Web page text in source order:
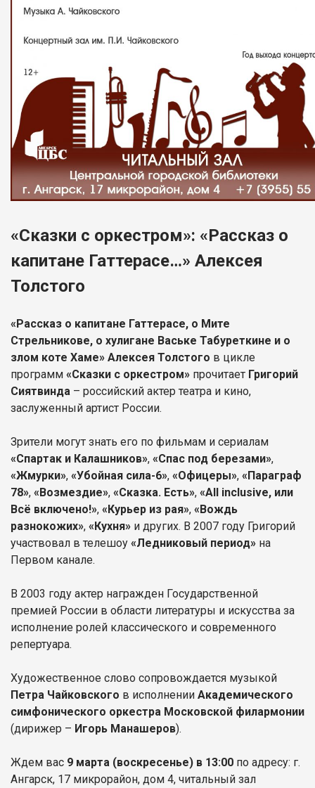
«Сказки с оркестром»: «Рассказ о
капитане Гаттерасе…» Алексея
Толстого
«Рассказ о капитане Гаттерасе, о Мите
Стрельникове, о хулигане Ваське Табуреткине и о
злом коте Хаме» Алексея Толстого в цикле
программ «Сказки с оркестром» прочитает Григорий
Сиятвинда – российский актер театра и кино,
заслуженный артист России.
Зрители могут знать его по фильмам и сериалам
«Спартак и Калашников», «Спас под березами»,
«Жмурки», «Убойная сила-6», «Офицеры», «Параграф
78», «Возмездие», «Сказка. Есть», «All inclusive, или
Всё включено!», «Курьер из рая», «Вождь
разнокожих», «Кухня» и других. В 2007 году Григорий
участвовал в телешоу «Ледниковый период» на
Первом канале.
В 2003 году актер награжден Государственной
премией России в области литературы и искусства за
исполнение ролей классического и современного
репертуара.
Художественное слово сопровождается музыкой
Петра Чайковского в исполнении Академического
симфонического оркестра Московской филармонии
(дирижер – Игорь Манашеров).
Ждем вас 9 марта (воскресенье) в 13:00 по адресу: г.
Ангарск, 17 микрорайон, дом 4, читальный зал